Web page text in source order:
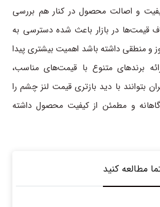
و اصالت محصول در کنار هم بررسی
قیمت‌ها در بازار باعث شده دسترسی به
و منطقی داشته باشد اهمیت بیشتری پیدا
برندهای متنوع با قیمت‌های مناسب،
بتوانند با دید بازتری قیمت لنز چشم را
و مطمئن از کیفیت محصول داشته
مطالعه کنید